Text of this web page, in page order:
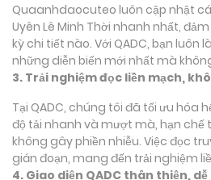
Quaanhdaocuteo luôn cập nhật
Uyên Lê Minh Thời nhanh nhất,
kỳ chi tiết nào. Với QADC, bạn luôn
những diễn biến mới nhất mà
3. Trải nghiệm đọc liền mạch,
Tại QADC, chúng tôi đã tối ưu hóa
độ tải nhanh và mượt mà, hạn chế
không gây phiền nhiễu. Việc đọc
gián đoạn, mang đến trải nghiệm
4. Giao diện QADC thân thiện,